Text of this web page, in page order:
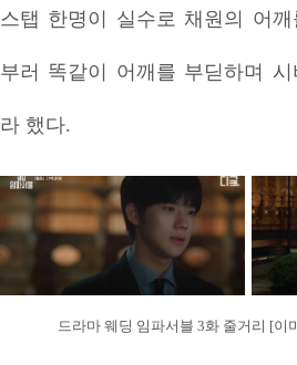
스탭 한명이 실수로 채원의 어
부러 똑같이 어깨를 부딛하며
라 했다.
드라마 웨딩 임파서블 3화 줄거리 [이